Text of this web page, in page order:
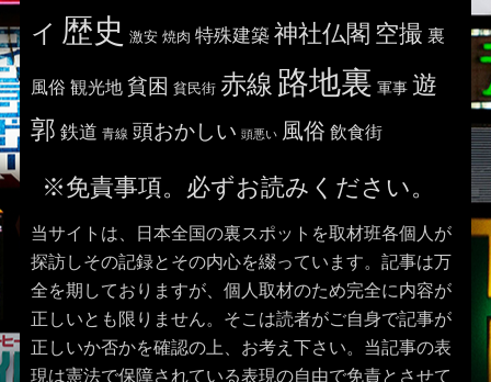
イ 歴史 激安 焼肉 特殊建築 神社仏閣 空撮 裏
風俗 観光地 貧困 貧民街 赤線 路地裏 軍事 遊
郭 鉄道 青線 頭おかしい 頭悪い 風俗 飲食街
※免責事項。必ずお読みください。
当サイトは、日本全国の裏スポットを取材班各個人が
探訪しその記録とその内心を綴っています。記事は万
全を期しておりますが、個人取材のため完全に内容が
正しいとも限りません。そこは読者がご自身で記事が
正しいか否かを確認の上、お考え下さい。当記事の表
現は憲法で保障されている表現の自由で免責とさせて